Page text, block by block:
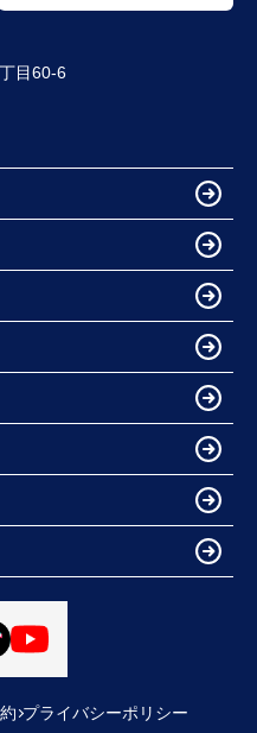
目60-6
プライバシーポリシー